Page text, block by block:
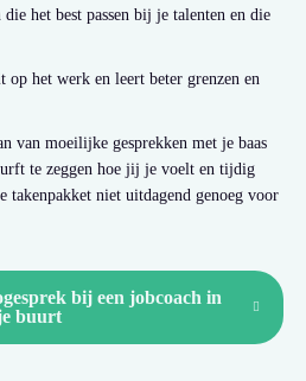
het best passen bij je talenten en die
op het werk en leert beter grenzen en
van moeilijke gesprekken met je baas
te zeggen hoe jij je voelt en tijdig
takenpakket niet uitdagend genoeg voor
bij een jobcoach in
buurt